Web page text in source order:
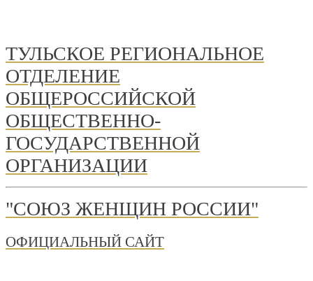
ТУЛЬСКОЕ РЕГИОНАЛЬНОЕ
ОТДЕЛЕНИЕ
ОБЩЕРОССИЙСКОЙ
ОБЩЕСТВЕННО-
ГОСУДАРСТВЕННОЙ
ОРГАНИЗАЦИИ
"СОЮЗ ЖЕНЩИН РОССИИ"
ОФИЦИАЛЬНЫЙ САЙТ